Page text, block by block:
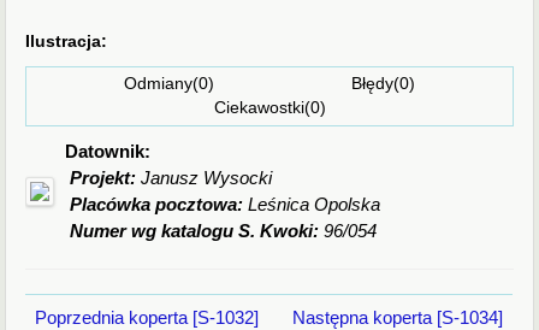
Ilustracja:
Odmiany(0) Błędy(0)
Ciekawostki(0)
Datownik:
Projekt:Janusz Wysocki
Placówka pocztowa:Leśnica Opolska
Numer wg katalogu S. Kwoki:96/054
Poprzednia koperta [S-1032] Następna koperta [S-1034]